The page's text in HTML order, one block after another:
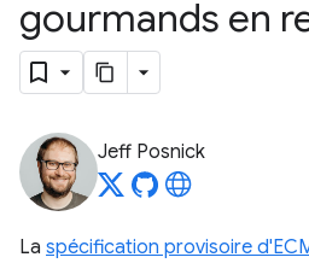
gourmands en
Jeff Posnick
La spécification provisoire